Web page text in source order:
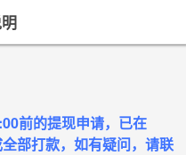
前的提现申请，已在
部打款，如有疑问，请联